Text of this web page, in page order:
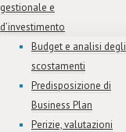
gestionale e
d’investimento
Budget e analisi degli
scostamenti
Predisposizione di
Business Plan
Perizie, valutazioni